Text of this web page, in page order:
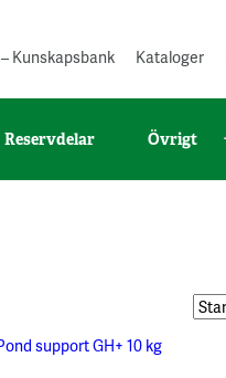
Kunskapsbank Kataloger
Reservdelar Övrigt